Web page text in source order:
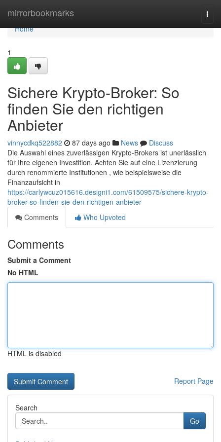
mirrorbookmarks
Home
Home
1
Sichere Krypto-Broker: So
finden Sie den richtigen
Anbieter
vinnycdkq522882 87 days ago News
Discuss
Die Auswahl eines zuverlässigen Krypto-Brokers ist unerlässlich
für Ihre eigenen Investition. Achten Sie auf eine Lizenzierung
durch renommierte Institutionen , wie beispielsweise die
Finanzaufsicht in
https://carlywcuz015616.designi1.com/61509575/sichere-krypto-
broker-so-finden-sie-den-richtigen-anbieter
Comments
Who Upvoted
Comments
Submit a Comment
No HTML
HTML is disabled
Report Page
Search
Go